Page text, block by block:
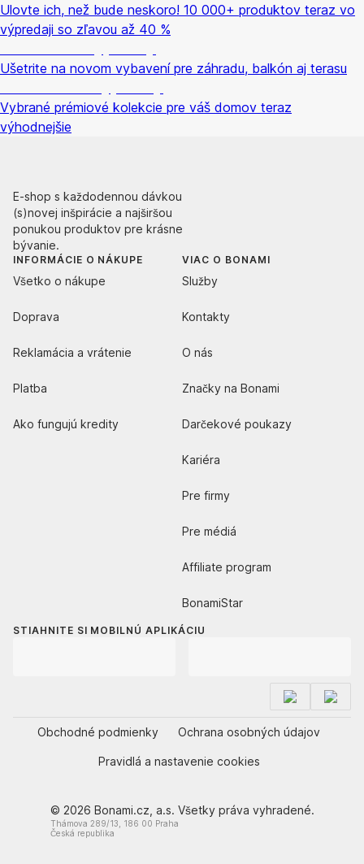
Ulovte ich, než bude neskoro! 10 000+ produktov teraz vo
výpredaji so zľavou až 40 %
Ušetrite na novom vybavení pre záhradu, balkón aj terasu
Vybrané prémiové kolekcie pre váš domov teraz
výhodnejšie
E-shop s každodennou dávkou
(s)novej inšpirácie a najširšou
ponukou produktov pre krásne
bývanie.
INFORMÁCIE O NÁKUPE
Všetko o nákupe
Doprava
Reklamácia a vrátenie
Platba
Ako fungujú kredity
VIAC O BONAMI
Služby
Kontakty
O nás
Značky na Bonami
Darčekové poukazy
Kariéra
Pre firmy
Pre médiá
Affiliate program
BonamiStar
STIAHNITE SI MOBILNÚ APLIKÁCIU
Obchodné podmienky Ochrana osobných údajov
Pravidlá a nastavenie cookies
© 2026 Bonami.cz, a.s. Všetky práva vyhradené.
Thámova 289/13, 186 00 Praha
Česká republika